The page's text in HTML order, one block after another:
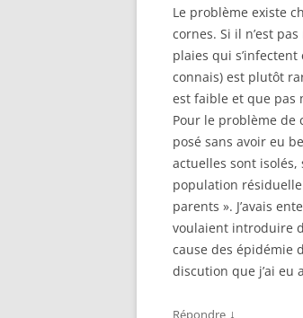
Le problème existe
cornes. Si il n’est
plaies qui
connais) est plutôt
est faible et que pas
Pour le problème de
posé sans avoir eu
actuelles sont isolés,
population
parents ». J’avais
voulaient introduire
cause des épidémie
discution que j’ai eu
Répondre ↓